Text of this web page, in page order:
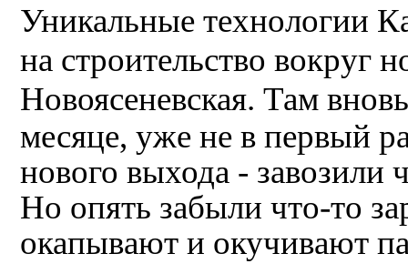
Уникальные технологии
на строительство вокруг
Новоясеневская. Там
месяце, уже не в первый
нового выхода - завозили
Но опять забыли что-то
окапывают и окучивают